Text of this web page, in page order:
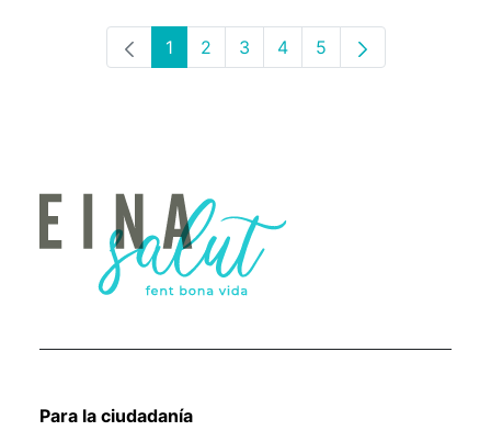
Página
1 Página
2 Página
3 Página
4 Página
5
Para la ciudadanía